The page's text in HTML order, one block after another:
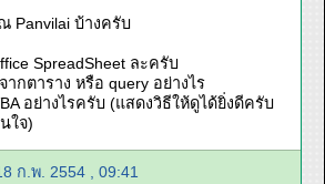
Panvilai บ้างครับ
SpreadSheet ละครับ
กตาราง หรือ query อย่างไร
อย่างไรครับ (แสดงวิธีให้ดูได้ยิ่งดีครับ
ใจ)
ก.พ. 2554 , 09:41